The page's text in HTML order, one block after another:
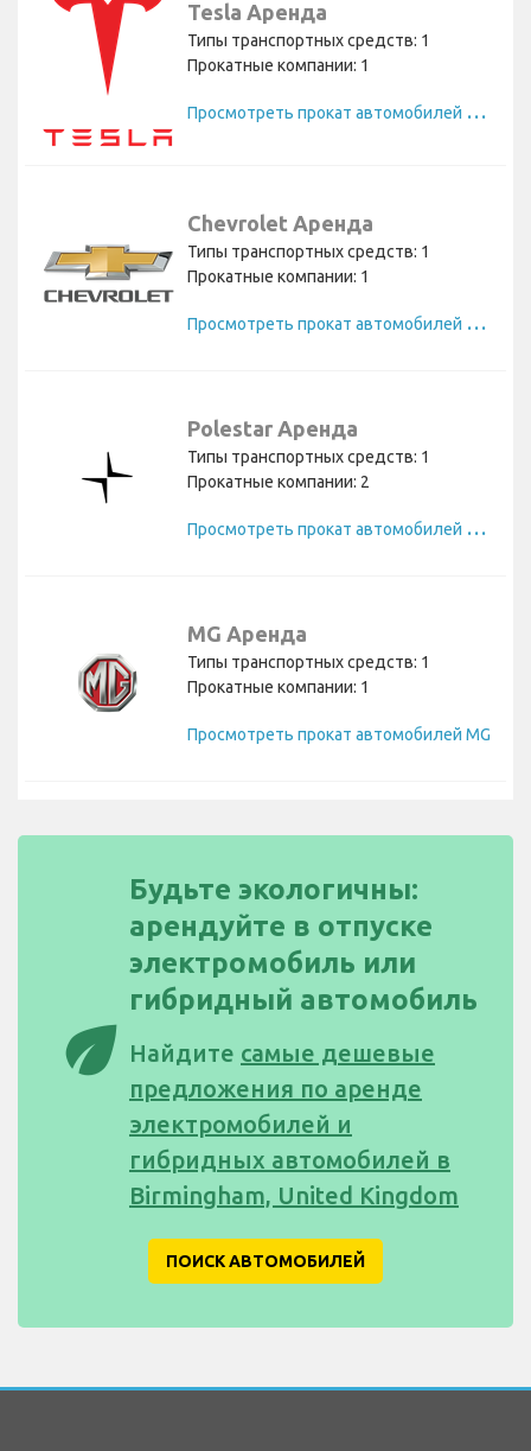
Tesla Аренда
Типы транспортных средств: 1
Прокатные компании: 1
П
росмотреть прокат автомобилей Tesla
Chevrolet Аренда
Типы транспортных средств: 1
Прокатные компании: 1
П
росмотреть прокат автомобилей Chevrolet
Polestar Аренда
Типы транспортных средств: 1
Прокатные компании: 2
П
росмотреть прокат автомобилей Polestar
MG Аренда
Типы транспортных средств: 1
Прокатные компании: 1
Просмотреть прокат автомобилей MG
eco
Будьте экологичны:
арендуйте в отпуске
электромобиль или
гибридный автомобиль
Найдите самые дешевые
предложения по аренде
электромобилей и
гибридных автомобилей в
Birmingham, United Kingdom
ПОИСК АВТОМОБИЛЕЙ